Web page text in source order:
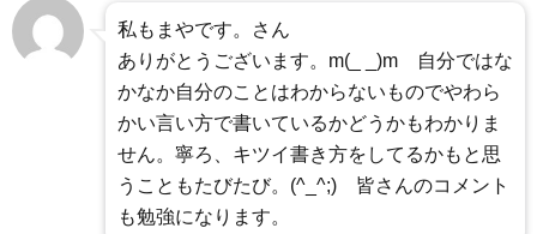
私もまやです。さん
ありがとうございます。m(_ _)m 自分ではな
かなか自分のことはわからないものでやわら
かい言い方で書いているかどうかもわかりま
せん。寧ろ、キツイ書き方をしてるかもと思
うこともたびたび。(^_^;) 皆さんのコメント
も勉強になります。